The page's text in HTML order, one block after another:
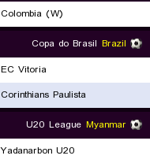
Colombia (W)
Brazil
Copa do Brasil
EC Vitoria
Corinthians Paulista
Myanmar
U20 League
Yadanarbon U20